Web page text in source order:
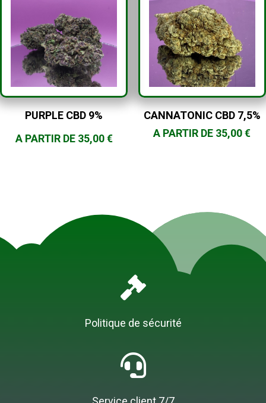
PURPLE CBD 9%
A PARTIR DE 35,00€
CANNATONIC CBD 7,5%
A PARTIR DE 35,00€

Politique de sécurité
